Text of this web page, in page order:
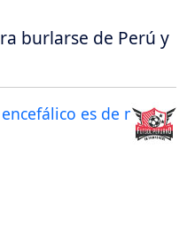
burlarse de Perú y